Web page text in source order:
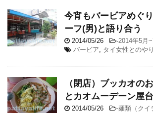
今宵もバービアめぐ
ーフ(男)と語り合う
2014/05/26 -2014年5月
バービア, タイ女性とのや
（閉店）ブッカオの
とカオムーデーン屋台
2014/05/26 -麺類（クイ